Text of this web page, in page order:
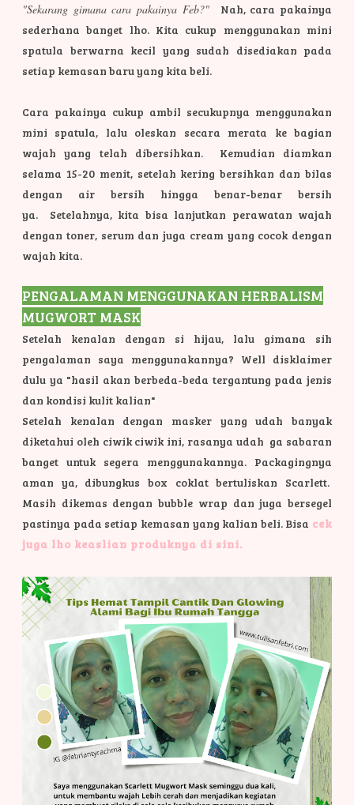
"Sekarang gimana cara pakainya Feb?" Nah, cara pakainya
sederhana banget lho. Kita cukup menggunakan mini
spatula berwarna kecil yang sudah disediakan pada
setiap kemasan baru yang kita beli.
Cara pakainya cukup ambil secukupnya menggunakan
mini spatula, lalu oleskan secara merata ke bagian
wajah yang telah dibersihkan. Kemudian diamkan
selama 15-20 menit, setelah kering bersihkan dan bilas
dengan air bersih hingga benar-benar bersih
ya. Setelahnya, kita bisa lanjutkan perawatan wajah
dengan toner, serum dan juga cream yang cocok dengan
wajah kita.
PENGALAMAN MENGGUNAKAN HERBALISM
MUGWORT MASK
Setelah kenalan dengan si hijau, lalu gimana sih
pengalaman saya menggunakannya? Well disklaimer
dulu ya "hasil akan berbeda-beda tergantung pada jenis
dan kondisi kulit kalian"
Setelah kenalan dengan masker yang udah banyak
diketahui oleh ciwik ciwik ini, rasanya udah ga sabaran
banget untuk segera menggunakannya. Packagingnya
aman ya, dibungkus box coklat bertuliskan Scarlett.
Masih dikemas dengan bubble wrap dan juga bersegel
pastinya pada setiap kemasan yang kalian beli. Bisa cek
juga lho keaslian produknya di sini.